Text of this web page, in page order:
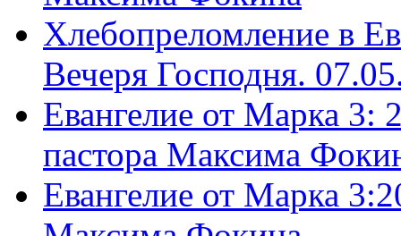
Хлебопреломление в
Вечеря Господня.
Евангелие от Марка 3:
пастора Максима
Евангелие от Марка